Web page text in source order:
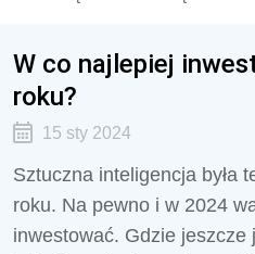
W co najlepiej
roku?
15 sty 2024
Sztuczna inteligencja była
roku. Na pewno i w 2024
inwestować. Gdzie